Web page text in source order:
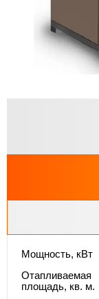
Мощность, кВт
Отапливаемая
площадь, кв. м.